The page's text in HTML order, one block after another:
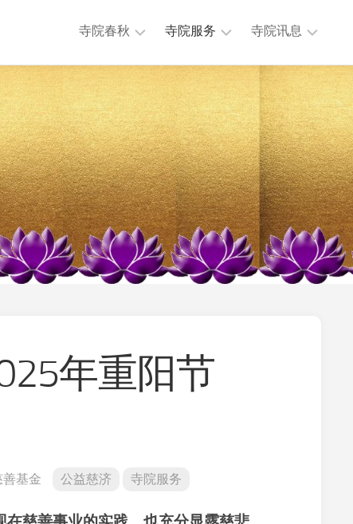
寺院春秋
主
持
历
史
沿
革
大
事
年
表
置
寺
寺院服务
活
动
公
益
慈
济
法
物
流
通
往
工
寺院讯息
本
寺
讯
息
专
题
讯
息
其
他
讯
息
年重阳节
基金 公益慈济 寺院服务